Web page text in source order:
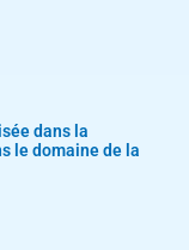
dans la
le domaine de la